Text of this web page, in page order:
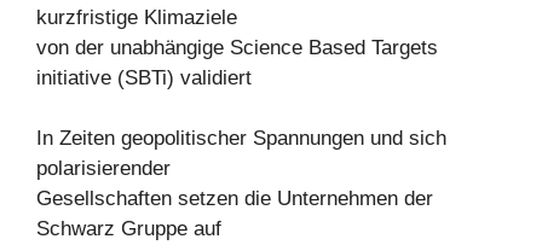
kurzfristige Klimaziele
von der unabhängige Science Based Targets
initiative (SBTi) validiert
In Zeiten geopolitischer Spannungen und sich
polarisierender
Gesellschaften setzen die Unternehmen der
Schwarz Gruppe auf